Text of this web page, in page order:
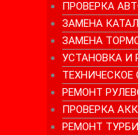
ПРОВЕРКА
ЗАМЕНА
ЗАМЕНА
УСТАНОВКА И
РЕМОНТ
ПРОВЕРКА
РЕМОНТ